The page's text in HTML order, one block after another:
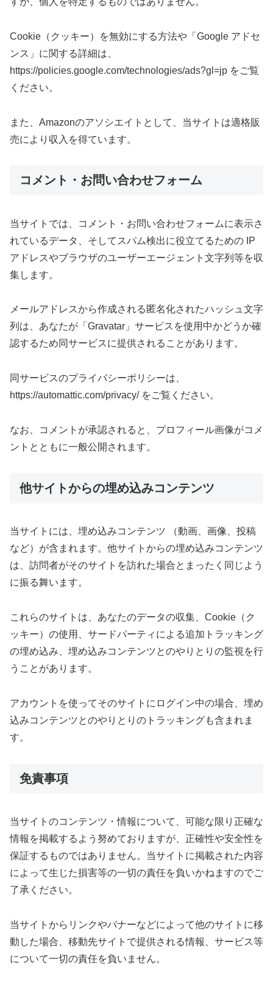
Cookie（クッキー）を無効にする方法や「Google アドセ
ンス」に関する詳細は、
https://policies.google.com/technologies/ads?gl=jp をご覧
ください。
また、Amazonのアソシエイトとして、当サイトは適格販
売により収入を得ています。
コメント・お問い合わせフォーム
当サイトでは、コメント・お問い合わせフォームに表示さ
れているデータ、そしてスパム検出に役立てるための IP
アドレスやブラウザのユーザーエージェント文字列等を収
集します。
メールアドレスから作成される匿名化されたハッシュ文字
列は、あなたが「Gravatar」サービスを使用中かどうか確
認するため同サービスに提供されることがあります。
同サービスのプライバシーポリシーは、
https://automattic.com/privacy/ をご覧ください。
なお、コメントが承認されると、プロフィール画像がコメ
ントとともに一般公開されます。
他サイトからの埋め込みコンテンツ
当サイトには、埋め込みコンテンツ （動画、画像、投稿
など）が含まれます。他サイトからの埋め込みコンテンツ
は、訪問者がそのサイトを訪れた場合とまったく同じよう
に振る舞います。
これらのサイトは、あなたのデータの収集、Cookie（ク
ッキー）の使用、サードパーティによる追加トラッキング
の埋め込み、埋め込みコンテンツとのやりとりの監視を行
うことがあります。
アカウントを使ってそのサイトにログイン中の場合、埋め
込みコンテンツとのやりとりのトラッキングも含まれま
す。
免責事項
当サイトのコンテンツ・情報について、可能な限り正確な
情報を掲載するよう努めておりますが、正確性や安全性を
保証するものではありません。当サイトに掲載された内容
によって生じた損害等の一切の責任を負いかねますのでご
了承ください。
当サイトからリンクやバナーなどによって他のサイトに移
動した場合、移動先サイトで提供される情報、サービス等
について一切の責任を負いません。